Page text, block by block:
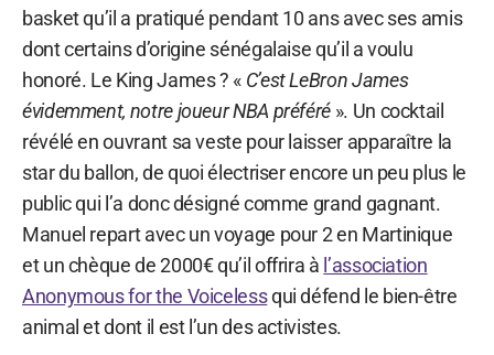
basket qu’il a pratiqué pendant 10 ans avec ses amis
dont certains d’origine sénégalaise qu’il a voulu
honoré. Le King James ? « C’est LeBron James
évidemment, notre joueur NBA préféré ». Un cocktail
révélé en ouvrant sa veste pour laisser apparaître la
star du ballon, de quoi électriser encore un peu plus le
public qui l’a donc désigné comme grand gagnant.
Manuel repart avec un voyage pour 2 en Martinique
et un chèque de 2000€ qu’il offrira à l’association
Anonymous for the Voicelessqui défend le bien-être
animal et dont il est l’un des activistes.